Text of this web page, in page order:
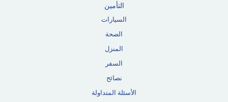
التأمين
السيارات
الصحة
المنزل
السفر
نصائح
الأسئلة المتداولة